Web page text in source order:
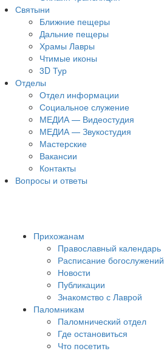
Святыни
Ближние пещеры
Дальние пещеры
Храмы Лавры
Чтимые иконы
3D Тур
Отделы
Отдел информации
Социальное служение
МЕДИА — Видеостудия
МЕДИА — Звукостудия
Мастерские
Вакансии
Контакты
Вопросы и ответы
Прихожанам
Православный календарь
Расписание богослужений
Новости
Публикации
Знакомство с Лаврой
Паломникам
Паломнический отдел
Где остановиться
Что посетить